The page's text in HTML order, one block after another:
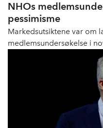
NHOs
pessimisme
Markedsutsiktene var om
medlemsundersøkelse i